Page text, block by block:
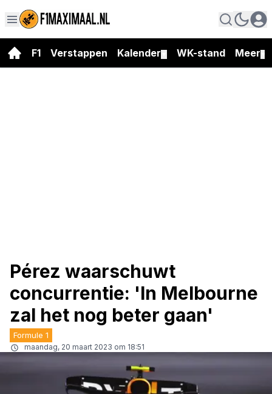
F1 Verstappen Kalender WK-stand Meer
Pérez waarschuwt
concurrentie: 'In Melbourne
zal het nog beter gaan'
Formule 1
maandag, 20 maart 2023 om 18:51